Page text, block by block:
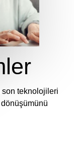
teknolojileri